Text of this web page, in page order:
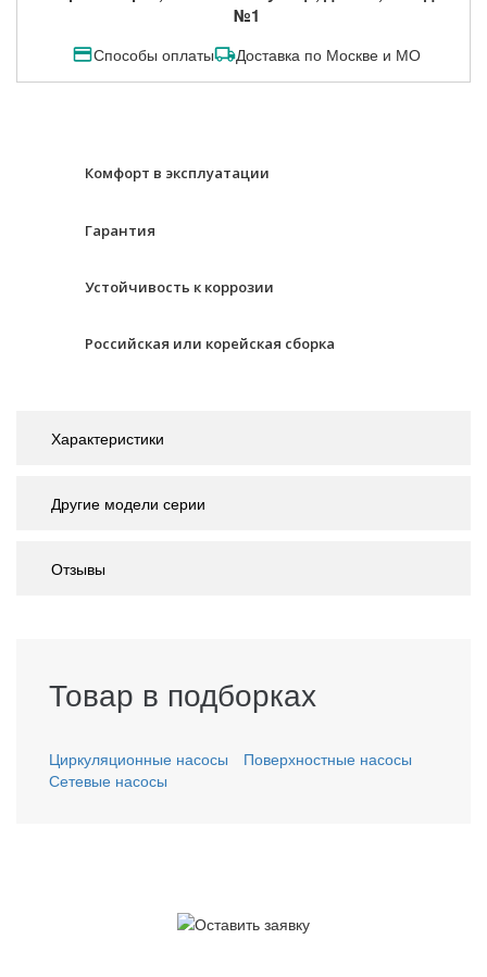
№1
Способы оплаты Доставка по Москве и МО
Комфорт в эксплуатации
Гарантия
Устойчивость к коррозии
Российская или корейская сборка
Характеристики
Другие модели серии
Отзывы
Товар в подборках
Циркуляционные насосы
Поверхностные насосы
Сетевые насосы